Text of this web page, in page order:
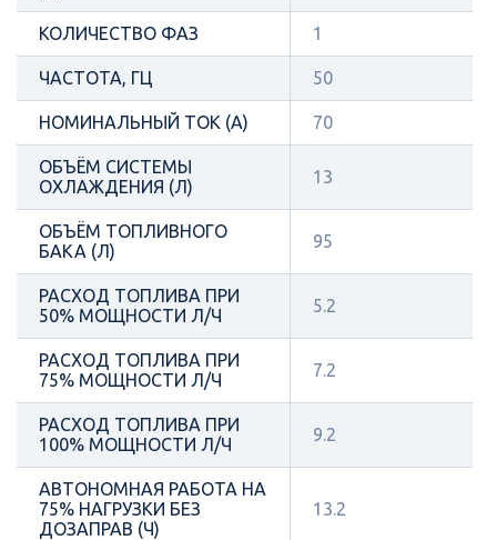
КОЛИЧЕСТВО ФАЗ 1
ЧАСТОТА, ГЦ 50
НОМИНАЛЬНЫЙ ТОК (А) 70
ОБЪЁМ СИСТЕМЫ
ОХЛАЖДЕНИЯ (Л)
13
ОБЪЁМ ТОПЛИВНОГО
БАКА (Л)
95
РАСХОД ТОПЛИВА ПРИ
50% МОЩНОСТИ Л/Ч
5.2
РАСХОД ТОПЛИВА ПРИ
75% МОЩНОСТИ Л/Ч
7.2
РАСХОД ТОПЛИВА ПРИ
100% МОЩНОСТИ Л/Ч
9.2
АВТОНОМНАЯ РАБОТА НА
75% НАГРУЗКИ БЕЗ
ДОЗАПРАВ (Ч)
13.2